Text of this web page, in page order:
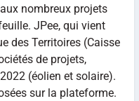
nombreux projets
JPee, qui vient
des Territoires (Caisse
de projets,
(éolien et solaire).
sur la plateforme.